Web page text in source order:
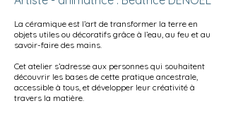
La céramique est l’art de transformer la terre en
objets utiles ou décoratifs grâce à l’eau, au feu et au
savoir-faire des mains.
Cet atelier s’adresse aux personnes qui souhaitent
découvrir les bases de cette pratique ancestrale,
accessible à tous, et développer leur créativité à
travers la matière.